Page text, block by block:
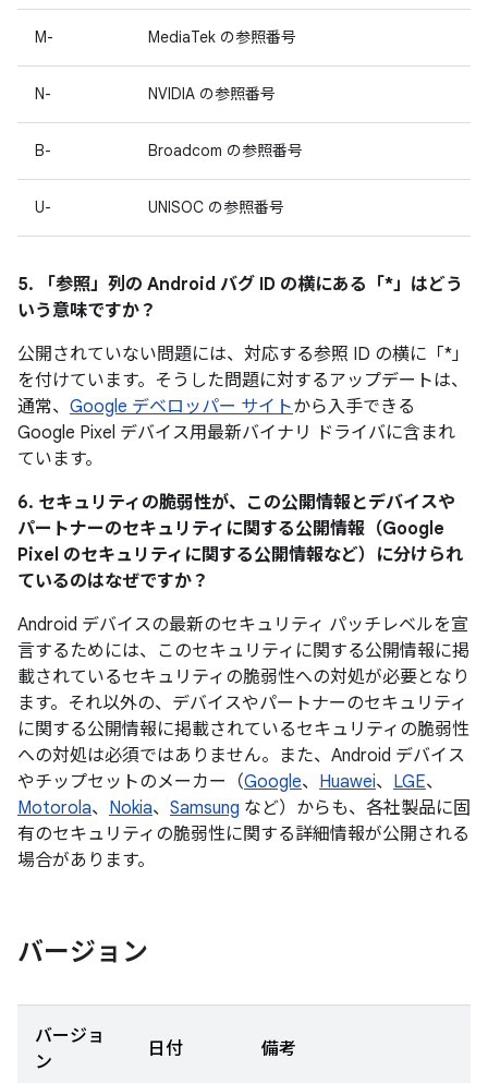
M- MediaTek の参照番号
N- NVIDIA の参照番号
B- Broadcom の参照番号
U- UNISOC の参照番号
5. 「参照」 列の Android バグ ID の横にある「*」はどう
いう意味ですか？
公開されていない問題には、対応する参照 ID の横に「*」
を付けています。そうした問題に対するアップデートは、
通常、 Google デベロッパー サイトから入手できる
Google Pixel デバイス用最新バイナリ ドライバに含まれ
ています。
6. セキュリティの脆弱性が、この公開情報とデバイスや
パートナーのセキュリティに関する公開情報（Google
Pixel のセキュリティに関する公開情報など）に分けられ
ているのはなぜですか？
Android デバイスの最新のセキュリティ パッチレベルを宣
言するためには、このセキュリティに関する公開情報に掲
載されているセキュリティの脆弱性への対処が必要となり
ます。それ以外の、デバイスやパートナーのセキュリティ
に関する公開情報に掲載されているセキュリティの脆弱性
への対処は必須ではありません。また、Android デバイス
やチップセットのメーカー（Google、 Huawei、 LGE、
Motorola、 Nokia、 Samsung など）からも、各社製品に固
有のセキュリティの脆弱性に関する詳細情報が公開される
場合があります。
バージョン
バージョ
ン
日付 備考